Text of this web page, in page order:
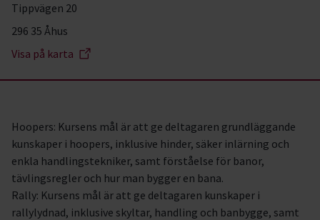
Tippvägen 20
296 35 Åhus
Visa på karta
Hoopers: Kursens mål är att ge deltagaren grundläggande
kunskaper i hoopers, inklusive hinder, säker inlärning och
enkla handlingstekniker, samt förståelse för banor,
tävlingsregler och hur man bygger en bana.
Rally: Kursens mål är att ge deltagaren kunskaper i
rallylydnad, inklusive skyltar, handling och banbygge, samt